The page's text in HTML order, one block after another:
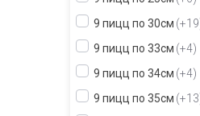
9 пицц по 30см +19
9 пицц по 33см +4
9 пицц по 34см +4
9 пицц по 35см +13